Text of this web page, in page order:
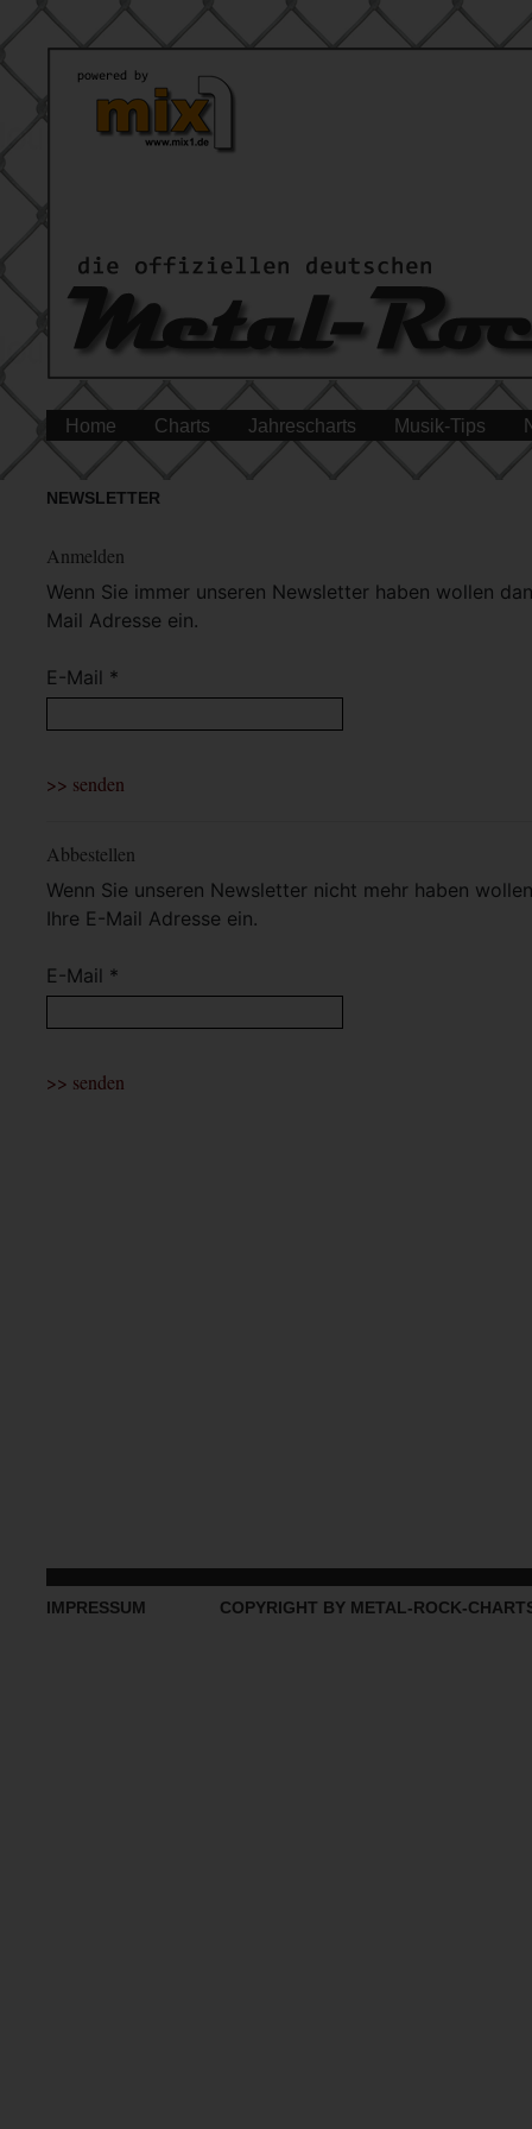
Home Charts Jahrescharts Musik-Tips
NEWSLETTER
Anmelden
Wenn Sie immer unseren Newsletter haben wollen
Mail Adresse ein.
E-Mail *
Abbestellen
Wenn Sie unseren Newsletter nicht mehr haben
Ihre E-Mail Adresse ein.
E-Mail *
IMPRESSUM COPYRIGHT BY METAL-ROCK-